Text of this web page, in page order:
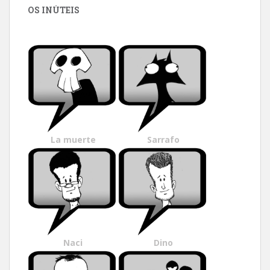
OS INÚTEIS
La muerte Sarrafo
Naci Dino